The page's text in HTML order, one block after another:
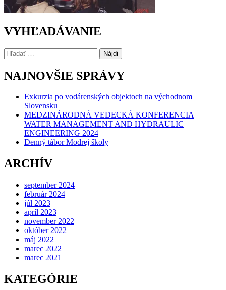
VYHĽADÁVANIE
Hľadať:
NAJNOVŠIE SPRÁVY
Exkurzia po vodárenských objektoch na východnom
Slovensku
MEDZINÁRODNÁ VEDECKÁ KONFERENCIA
WATER MANAGEMENT AND HYDRAULIC
ENGINEERING 2024
Denný tábor Modrej školy
ARCHÍV
september 2024
február 2024
júl 2023
apríl 2023
november 2022
október 2022
máj 2022
marec 2022
marec 2021
KATEGÓRIE